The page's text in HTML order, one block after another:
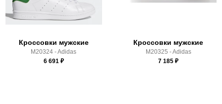
условиямиоплаты и доставки
Кроссовки мужские
M20324 - Adidas
6 691₽
Кроссовки мужские
M20325 - Adidas
7 185 ₽